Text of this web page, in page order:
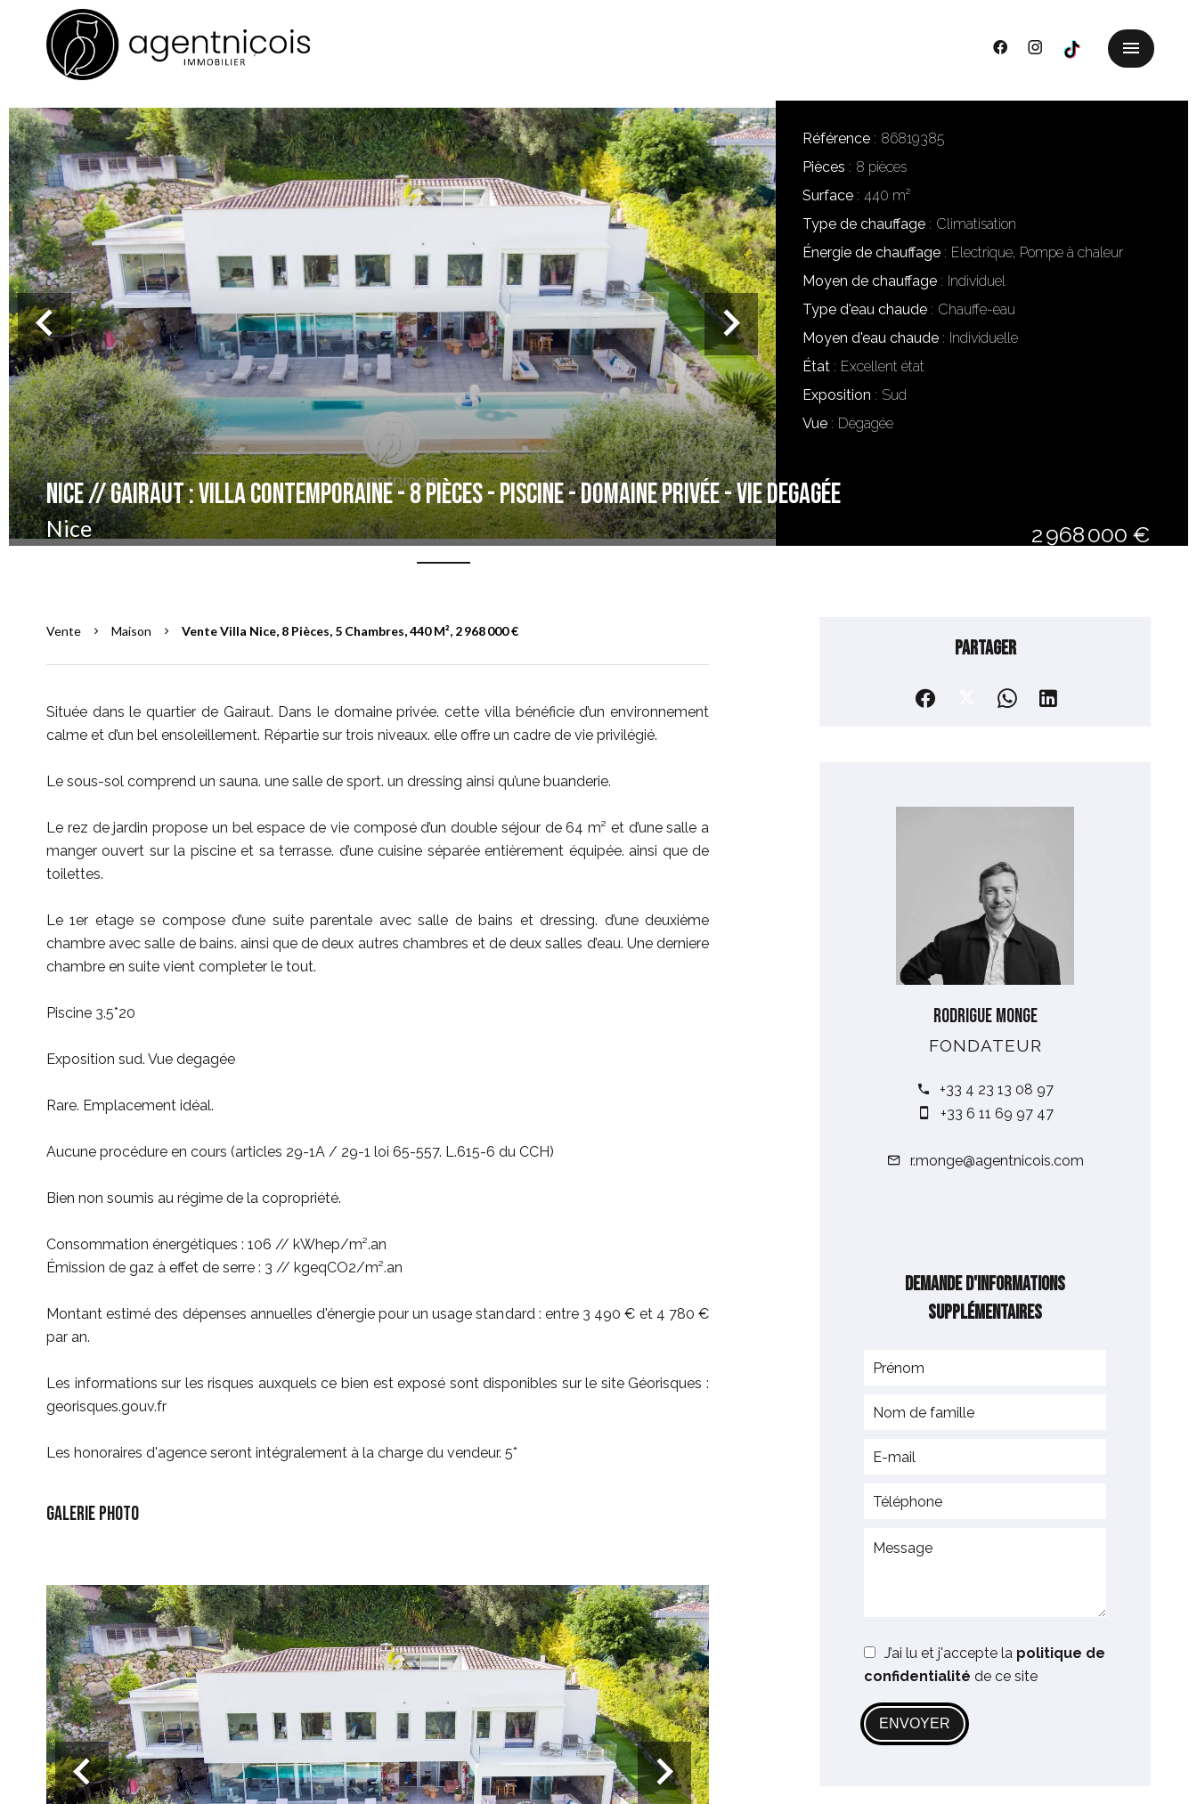
Nice // Gairaut : Villa contemporaine - 8 pièces - Piscine - Domaine privée - Vie degagée
Nice 2 968 000 €
Référence
86819385
Pièces
8 pièces
Surface
440 m²
Type de chauffage
Climatisation
Énergie de chauffage
Electrique, Pompe à chaleur
Moyen de chauffage
Individuel
Type d'eau chaude
Chauffe-eau
Moyen d'eau chaude
Individuelle
État
Excellent état
Exposition
Sud
Vue
Dégagée
Vente Maison Vente Villa Nice, 8 Pièces, 5 Chambres, 440 M², 2 968 000 €
Située dans le quartier de Gairaut. Dans le domaine privée. cette villa bénéficie d’un environnement
calme et d’un bel ensoleillement. Répartie sur trois niveaux. elle offre un cadre de vie privilégié.
Le sous-sol comprend un sauna. une salle de sport. un dressing ainsi qu’une buanderie.
Le rez de jardin propose un bel espace de vie composé d’un double séjour de 64 m² et d’une salle a
manger ouvert sur la piscine et sa terrasse. d’une cuisine séparée entièrement équipée. ainsi que de
toilettes.
Le 1er etage se compose d’une suite parentale avec salle de bains et dressing. d’une deuxième
chambre avec salle de bains. ainsi que de deux autres chambres et de deux salles d’eau. Une derniere
chambre en suite vient completer le tout.
Piscine 3.5*20
Exposition sud. Vue degagée
Rare. Emplacement idéal.
Aucune procédure en cours (articles 29-1A / 29-1 loi 65-557. L.615-6 du CCH)
Bien non soumis au régime de la copropriété.
Consommation énergétiques : 106 // kWhep/m².an
Émission de gaz à effet de serre : 3 // kgeqCO2/m².an
Montant estimé des dépenses annuelles d'énergie pour un usage standard : entre 3 490 € et 4 780 €
par an.
Les informations sur les risques auxquels ce bien est exposé sont disponibles sur le site Géorisques :
georisques.gouv.fr
Les honoraires d'agence seront intégralement à la charge du vendeur. 5*
Galerie photo
Partager
Rodrigue MONGE
FONDATEUR
+33 4 23 13 08 97
+33 6 11 69 97 47
r.monge@agentnicois.com
Demande d'informations
supplémentaires
J’ai lu et j'accepte la politique de
confidentialité de ce site
ENVOYER